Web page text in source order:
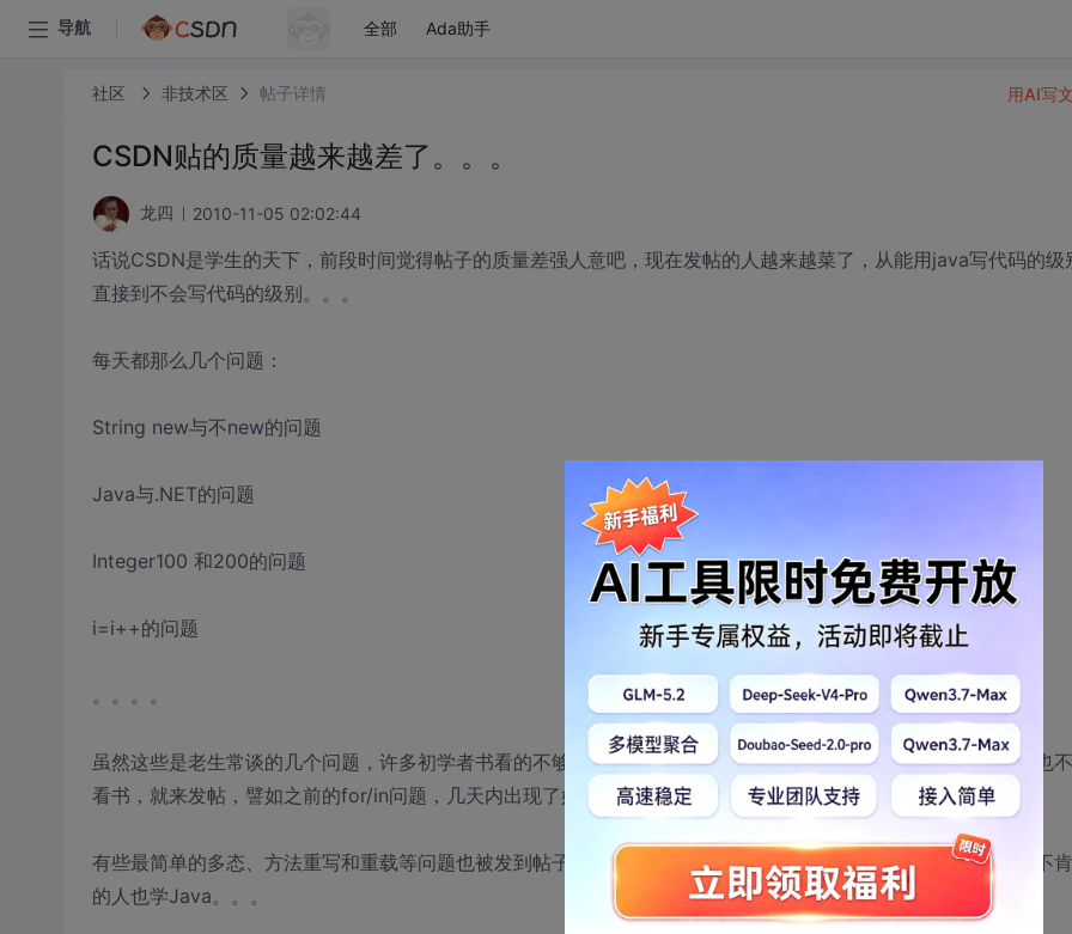
导航 全部 Ada助手
社区 非技术区 帖子详情
CSDN贴的质量越来越差了。。。
龙四 2010-11-05 02:02:44
话说CSDN是学生的天下，前段时间觉得帖子的质量差强人意吧，现在发帖的人越来越菜了，从能用java写代码的级
直接到不会写代码的级别。。。
每天都那么几个问题：
String new与不new的问题
Java与.NET的问题
Integer100 和200的问题
i=i++的问题
。。。。
虽然这些是老生常谈的几个问题，许多初学者书看的不够不清楚倒也罢了，最受不了的就是连Java基础都不会，也
看书，就来发帖，譬如之前的for/in问题，几天内出现了好几个帖子。。。
有些最简单的多态、方法重写和重载等问题也被发到帖子，真搞不懂这些基础都靠问而一本Java入门书都不肯看不
的人也学Java。。。
用AI写